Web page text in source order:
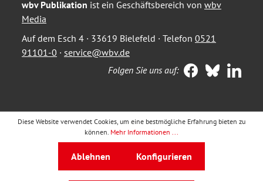
wbv Publikation ist ein Geschäftsbereich von wbv
Media
Auf dem Esch 4 · 33619 Bielefeld · Telefon 0521
91101-0 · service@wbv.de
Folgen Sie uns auf:
Diese Website verwendet Cookies, um eine bestmögliche Erfahrung bieten zu
können. Mehr Informationen ...
Ablehnen Konfigurieren